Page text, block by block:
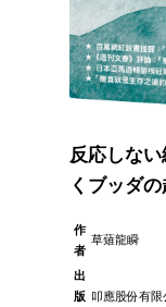
反応しな
くブッダ
作
者
草薙龍瞬
出
版 叩應股份有限